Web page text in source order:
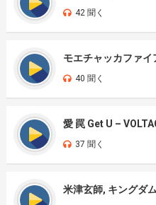
42 聞く
40 聞く
愛 罠 Get U –
37 聞く
米津玄師, キングダ